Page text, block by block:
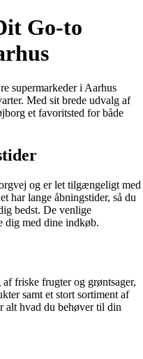
Go-to
supermarkeder i Aarhus
Med sit brede udvalg af
et favoritsted for både
og er let tilgængeligt med
har lange åbningstider, så du
bedst. De venlige
dig med dine indkøb.
friske frugter og grøntsager,
samt et stort sortiment af
alt hvad du behøver til din